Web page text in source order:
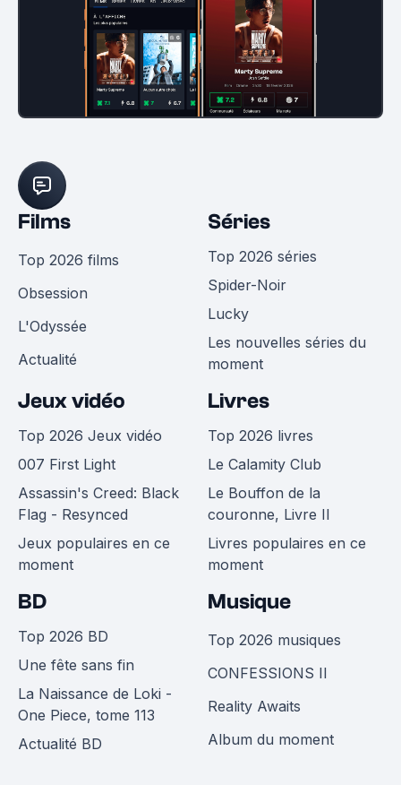
Films
Top 2026 films
Obsession
L'Odyssée
Actualité
Séries
Top 2026 séries
Spider-Noir
Lucky
Les nouvelles séries du
moment
Jeux vidéo
Top 2026 Jeux vidéo
007 First Light
Assassin's Creed: Black
Flag - Resynced
Jeux populaires en ce
moment
Livres
Top 2026 livres
Le Calamity Club
Le Bouffon de la
couronne, Livre II
Livres populaires en ce
moment
BD
Top 2026 BD
Une fête sans fin
La Naissance de Loki -
One Piece, tome 113
Actualité BD
Musique
Top 2026 musiques
CONFESSIONS II
Reality Awaits
Album du moment